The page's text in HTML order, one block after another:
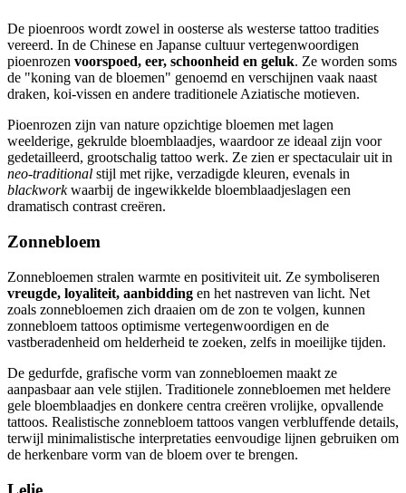
De pioenroos wordt zowel in oosterse als westerse tattoo tradities
vereerd. In de Chinese en Japanse cultuur vertegenwoordigen
pioenrozen voorspoed, eer, schoonheid en geluk. Ze worden soms
de "koning van de bloemen" genoemd en verschijnen vaak naast
draken, koi-vissen en andere traditionele Aziatische motieven.
Pioenrozen zijn van nature opzichtige bloemen met lagen
weelderige, gekrulde bloemblaadjes, waardoor ze ideaal zijn voor
gedetailleerd, grootschalig tattoo werk. Ze zien er spectaculair uit in
neo-traditional stijl met rijke, verzadigde kleuren, evenals in
blackworkwaarbij de ingewikkelde bloemblaadjeslagen een
dramatisch contrast creëren.
Zonnebloem
Zonnebloemen stralen warmte en positiviteit uit. Ze symboliseren
vreugde, loyaliteit, aanbidding en het nastreven van licht. Net
zoals zonnebloemen zich draaien om de zon te volgen, kunnen
zonnebloem tattoos optimisme vertegenwoordigen en de
vastberadenheid om helderheid te zoeken, zelfs in moeilijke tijden.
De gedurfde, grafische vorm van zonnebloemen maakt ze
aanpasbaar aan vele stijlen. Traditionele zonnebloemen met heldere
gele bloemblaadjes en donkere centra creëren vrolijke, opvallende
tattoos. Realistische zonnebloem tattoos vangen verbluffende details,
terwijl minimalistische interpretaties eenvoudige lijnen gebruiken om
de herkenbare vorm van de bloem over te brengen.